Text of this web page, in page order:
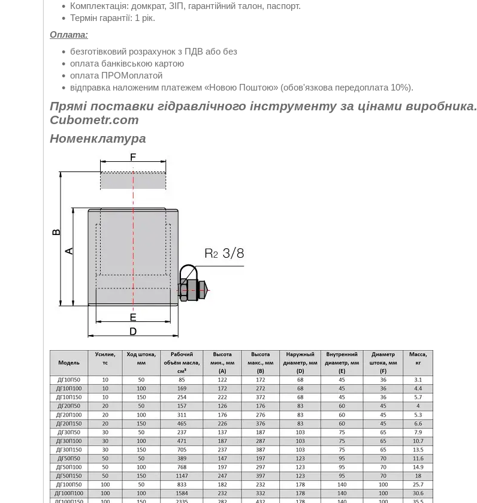
Комплектація: домкрат, ЗІП, гарантійний талон, паспорт.
Термін гарантії: 1 рік.
Оплата:
безготівковий розрахунок з ПДВ або без
оплата банківською картою
оплата ПРОМоплатой
відправка наложеним платежем «Новою Поштою» (обов'язкова передоплата 10%).
Прямі поставки гідравлічного інструменту за цінами виробника.
Cubometr.com
Номенклатура